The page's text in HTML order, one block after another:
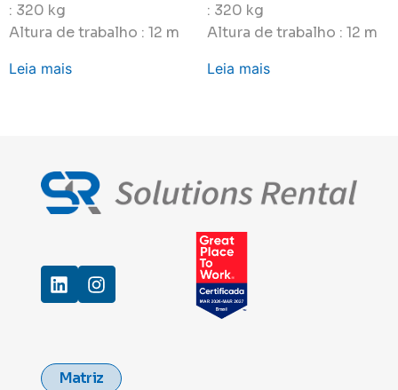
: 320 kg
Altura de trabalho : 12 m
Leia mais
: 320 kg
Altura de trabalho : 12 m
Leia mais
Matriz